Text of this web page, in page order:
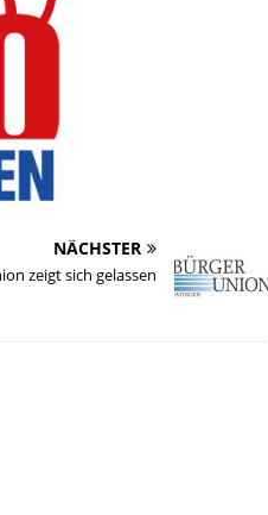
NÄCHSTER
zeigt sich gelassen